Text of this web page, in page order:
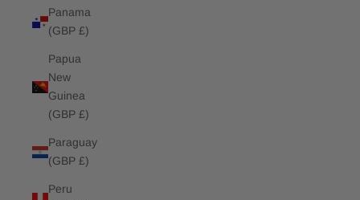
Panama
(GBP £)
Papua
New
Guinea
(GBP £)
Paraguay
(GBP £)
Peru